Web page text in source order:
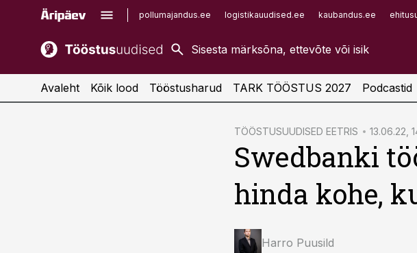
pollumajandus.ee logistikauudised.ee kaubandus.ee
kaubandus.ee
kinnisvarauudised.ee
imelineajalugu.ee
Infopank
Avaleht Kõik lood Tööstusharud TARK TÖÖSTUS 2027 Podcastid
TÖÖSTUSUUDISED EETRIS 13.06.22,
Swedbanki
hinda kohe,
Harro Puusild